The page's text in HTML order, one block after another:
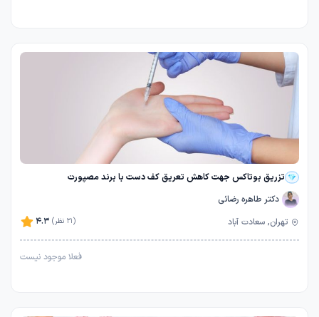
تزریق بوتاکس جهت کاهش تعریق کف دست با برند مصپورت
دکتر طاهره رضائی
4.3
(21 نظر) تهران, سعادت آباد
فعلا موجود نیست